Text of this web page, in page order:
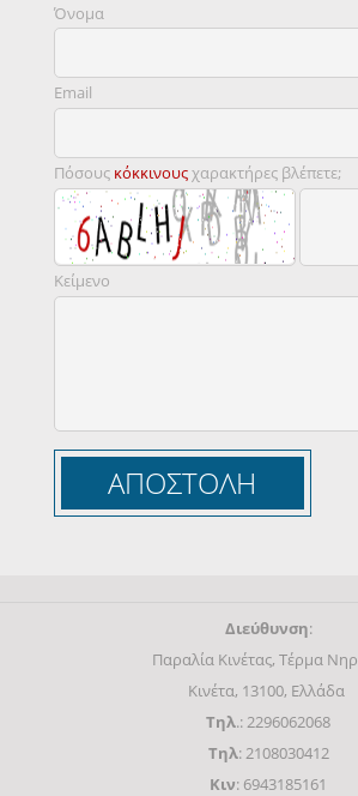
Όνομα
Email
Πόσους κόκκινουςχαρακτήρες βλέπετε;
Κείμενο
Διεύθυνση:
Παραλία Κινέτας, Τέρμα
Κινέτα, 13100, Ελλάδα
Τηλ.: 2296062068
Τηλ: 2108030412
Κιν: 6943185161